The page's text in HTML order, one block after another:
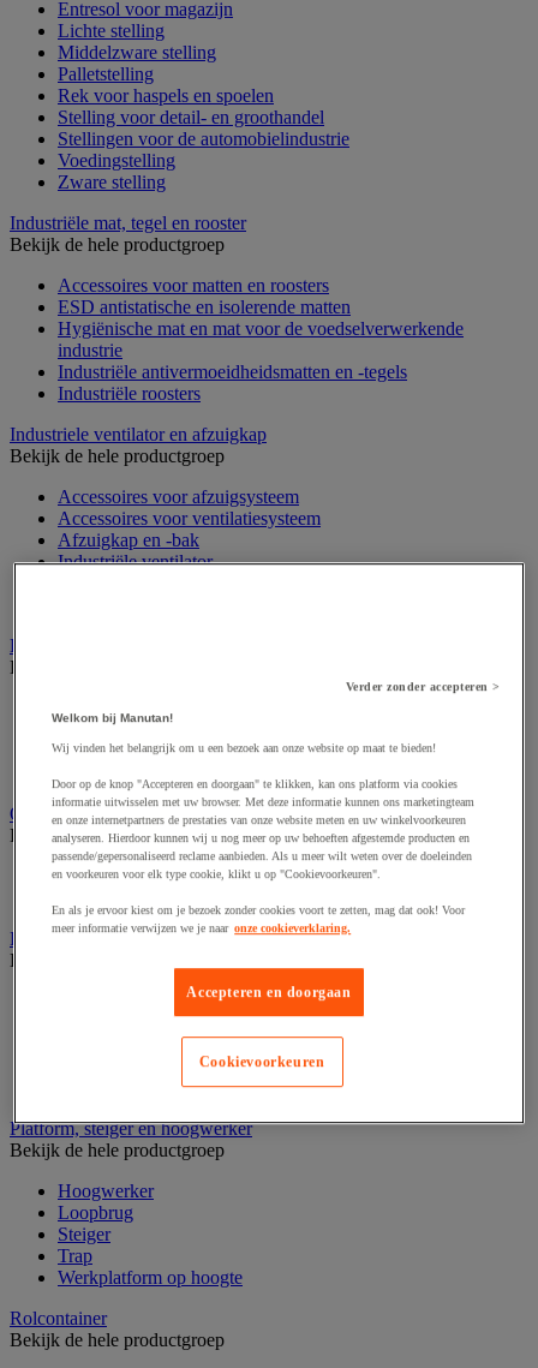
Entresol voor magazijn
Lichte stelling
Middelzware stelling
Palletstelling
Rek voor haspels en spoelen
Stelling voor detail- en groothandel
Stellingen voor de automobielindustrie
Voedingstelling
Zware stelling
Industriële mat, tegel en rooster
Bekijk de hele productgroep
Accessoires voor matten en roosters
ESD antistatische en isolerende matten
Hygiënische mat en mat voor de voedselverwerkende
industrie
Industriële antivermoeidheidsmatten en -tegels
Industriële roosters
Industriele ventilator en afzuigkap
Bekijk de hele productgroep
Accessoires voor afzuigsysteem
Accessoires voor ventilatiesysteem
Afzuigkap en -bak
Industriële ventilator
Laboratoriummeubilair
Bekijk de hele productgroep
Laboratoriumkast
Laboratoriumladekast
Opstapkruk, trap en ladder
Bekijk de hele productgroep
Ladder
Palletwagen
Bekijk de hele productgroep
Elektrische pallettruck
Handpallettruck
Hoogheffende pallettruck
Pallettruck met weegsysteem
Platform, steiger en hoogwerker
Bekijk de hele productgroep
Hoogwerker
Loopbrug
Steiger
Trap
Werkplatform op hoogte
Rolcontainer
Bekijk de hele productgroep
Verder zonder accepteren >
Welkom bij Manutan!
Wij vinden het belangrijk om u een bezoek aan onze website op maat te bieden!
Door op de knop "Accepteren en doorgaan" te klikken, kan ons platform via cookies
informatie uitwisselen met uw browser. Met deze informatie kunnen ons marketingteam
en onze internetpartners de prestaties van onze website meten en uw winkelvoorkeuren
analyseren. Hierdoor kunnen wij u nog meer op uw behoeften afgestemde producten en
passende/gepersonaliseerd reclame aanbieden. Als u meer wilt weten over de doeleinden
en voorkeuren voor elk type cookie, klikt u op "Cookievoorkeuren".
En als je ervoor kiest om je bezoek zonder cookies voort te zetten, mag dat ook! Voor
meer informatie verwijzen we je naar onze cookieverklaring.
Accepteren en doorgaan
Cookievoorkeuren